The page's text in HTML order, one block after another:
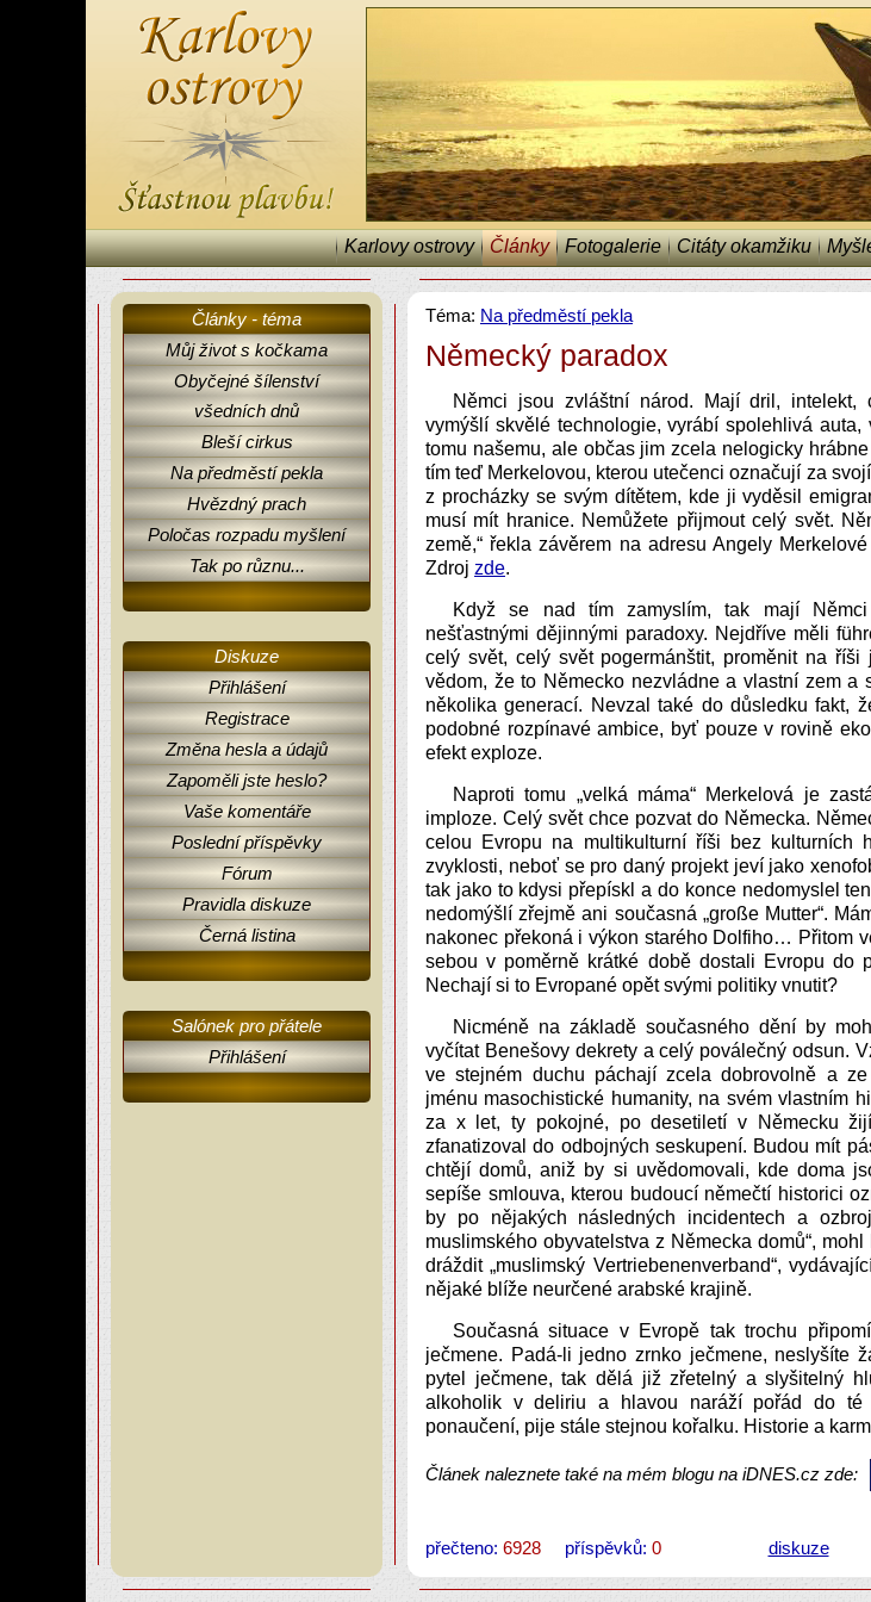
Karlovy ostrovy Články Fotogalerie Citáty okamžiku
Články - téma
Můj život s kočkama
Obyčejné šílenství
všedních dnů
Bleší cirkus
Na předměstí pekla
Hvězdný prach
Poločas rozpadu myšlení
Tak po různu...
Diskuze
Přihlášení
Registrace
Změna hesla a údajů
Zapoměli jste heslo?
Vaše komentáře
Poslední příspěvky
Fórum
Pravidla diskuze
Černá listina
Salónek pro přátele
Přihlášení
Téma: Na předměstí pekla
Německý paradox
Němci jsou zvláštní národ. Mají dril, intelekt,
vymýšlí skvělé technologie, vyrábí spolehlivá
tomu našemu, ale občas jim zcela nelogicky
tím teď Merkelovou, kterou utečenci označují za
z procházky se svým dítětem, kde ji vyděsil
musí mít hranice. Nemůžete přijmout celý svět.
země,“ řekla závěrem na adresu Angely
Zdroj zde.
Když se nad tím zamyslím, tak mají
nešťastnými dějinnými paradoxy. Nejdříve měli
celý svět, celý svět pogermánštit, proměnit na
vědom, že to Německo nezvládne a vlastní zem a
několika generací. Nevzal také do důsledku fakt,
podobné rozpínavé ambice, byť pouze v rovině
efekt exploze.
Naproti tomu „velká máma“ Merkelová je
imploze. Celý svět chce pozvat do Německa.
celou Evropu na multikulturní říši bez kulturních
zvyklosti, neboť se pro daný projekt jeví jako
tak jako to kdysi přepískl a do konce nedomyslel
nedomýšlí zřejmě ani současná „große Mutter“.
nakonec překoná i výkon starého Dolfiho… Přitom
sebou v poměrně krátké době dostali Evropu do
Nechají si to Evropané opět svými politiky vnutit?
Nicméně na základě současného dění by
vyčítat Benešovy dekrety a celý poválečný odsun.
ve stejném duchu páchají zcela dobrovolně a
jménu masochistické humanity, na svém vlastním
za x let, ty pokojné, po desetiletí v Německu
zfanatizoval do odbojných seskupení. Budou mít
chtějí domů, aniž by si uvědomovali, kde doma
sepíše smlouva, kterou budoucí němečtí historici
by po nějakých následných incidentech a
muslimského obyvatelstva z Německa domů“,
dráždit „muslimský Vertriebenenverband“,
nějaké blíže neurčené arabské krajině.
Současná situace v Evropě tak trochu
ječmene. Padá-li jedno zrnko ječmene, neslyšíte
pytel ječmene, tak dělá již zřetelný a slyšitelný
alkoholik v deliriu a hlavou naráží pořád do
ponaučení, pije stále stejnou kořalku. Historie a
Článek naleznete také na mém blogu na iDNES.cz zde:
přečteno: 6928 příspěvků: 0 diskuze